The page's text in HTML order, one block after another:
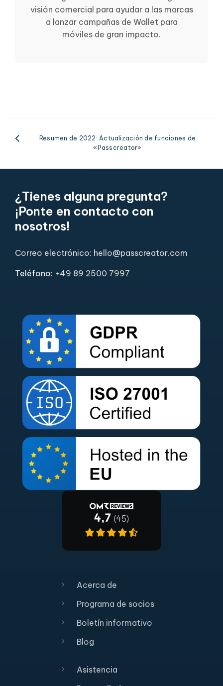
visión comercial para ayudar a las marcas
a lanzar campañas de Wallet para
móviles de gran impacto.
Resumen de 2022: Actualización de funciones de
«Passcreator»
¿Tienes alguna pregunta?
¡Ponte en contacto con
nosotros!
Correo electrónico: hello@passcreator.com
Teléfono: +49 89 2500 7997
Acerca de
Programa de socios
Boletín informativo
Blog
Asistencia